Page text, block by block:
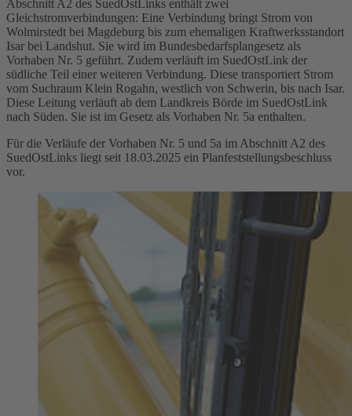
Abschnitt A2 des SuedOstLinks enthält zwei
Gleichstromverbindungen: Eine Verbindung bringt Strom von
Wolmirstedt bei Magdeburg bis zum ehemaligen Kraftwerksstandort
Isar bei Landshut. Sie wird im Bundesbedarfsplangesetz als
Vorhaben Nr. 5 geführt. Zudem verläuft im SuedOstLink der
südliche Teil einer weiteren Verbindung. Diese transportiert Strom
vom Suchraum Klein Rogahn, westlich von Schwerin, bis nach Isar.
Diese Leitung verläuft ab dem Landkreis Börde im SuedOstLink
nach Süden. Sie ist im Gesetz als Vorhaben Nr. 5a enthalten.
Für die Verläufe der Vorhaben Nr. 5 und 5a im Abschnitt A2 des
SuedOstLinks liegt seit 18.03.2025 ein Planfeststellungsbeschluss
vor.